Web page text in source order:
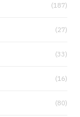
(187)
(27)
(33)
(16)
(80)